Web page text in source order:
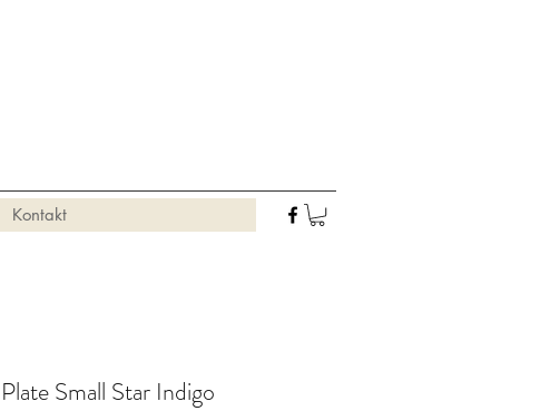
Kontakt
Plate Small Star Indigo